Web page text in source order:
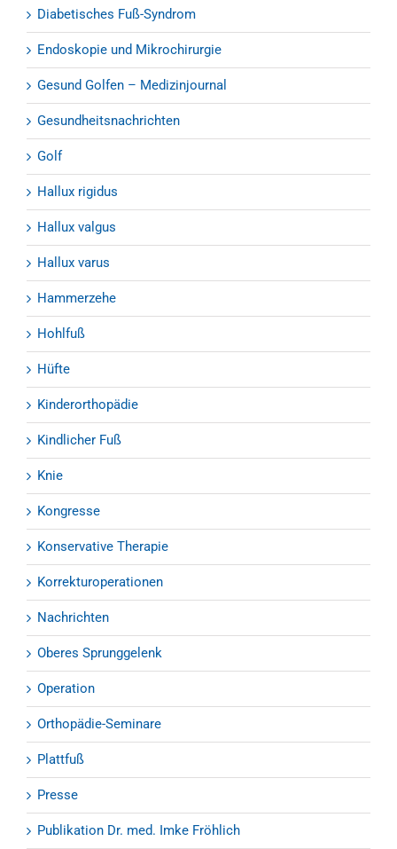
Diabetisches Fuß-Syndrom
Endoskopie und Mikrochirurgie
Gesund Golfen – Medizinjournal
Gesundheitsnachrichten
Golf
Hallux rigidus
Hallux valgus
Hallux varus
Hammerzehe
Hohlfuß
Hüfte
Kinderorthopädie
Kindlicher Fuß
Knie
Kongresse
Konservative Therapie
Korrekturoperationen
Nachrichten
Oberes Sprunggelenk
Operation
Orthopädie-Seminare
Plattfuß
Presse
Publikation Dr. med. Imke Fröhlich